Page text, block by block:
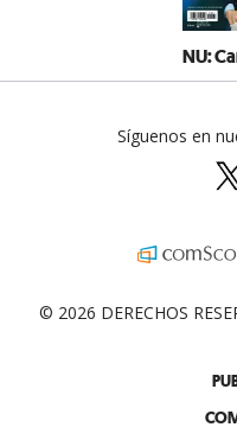
NU:
Síguenos en
© 2026 DERECHOS